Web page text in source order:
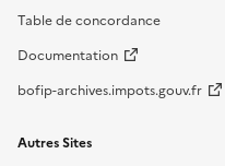
Table de concordance
Documentation
bofip-archives.impots.gouv.fr
Autres Sites